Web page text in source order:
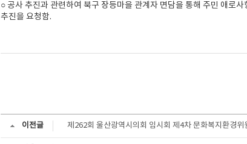
○ 공사 추진과 관련하여 북구 장등마을 관계자 면담을 통해 주민 애로
추진을 요청함.
이전글 제262회 울산광역시의회 임시회 제4차 문화복지환경위